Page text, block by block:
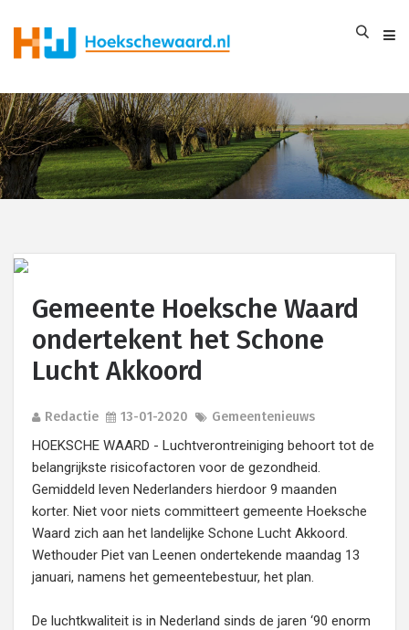
Gemeente Hoeksche Waard
ondertekent het Schone
Lucht Akkoord
Redactie 13-01-2020 Gemeentenieuws
HOEKSCHE WAARD - Luchtverontreiniging behoort tot de
belangrijkste risicofactoren voor de gezondheid.
Gemiddeld leven Nederlanders hierdoor 9 maanden
korter. Niet voor niets committeert gemeente Hoeksche
Waard zich aan het landelijke Schone Lucht Akkoord.
Wethouder Piet van Leenen ondertekende maandag 13
januari, namens het gemeentebestuur, het plan.
De luchtkwaliteit is in Nederland sinds de jaren ‘90 enorm